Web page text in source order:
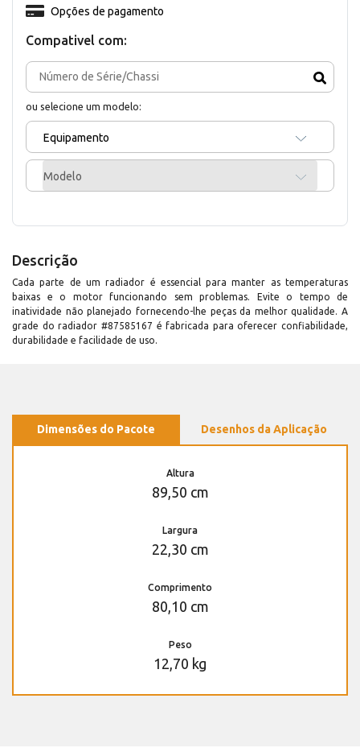
Compativel com:
ou selecione um modelo:
Equipamento
Modelo
Opções de pagamento
Descrição
Cada parte de um radiador é essencial para manter as temperaturas
baixas e o motor funcionando sem problemas. Evite o tempo de
inatividade não planejado fornecendo-lhe peças da melhor qualidade. A
grade do radiador #87585167 é fabricada para oferecer confiabilidade,
durabilidade e facilidade de uso.
Dimensões do Pacote Desenhos da Aplicação
Altura
89,50 cm
Largura
22,30 cm
Comprimento
80,10 cm
Peso
12,70 kg